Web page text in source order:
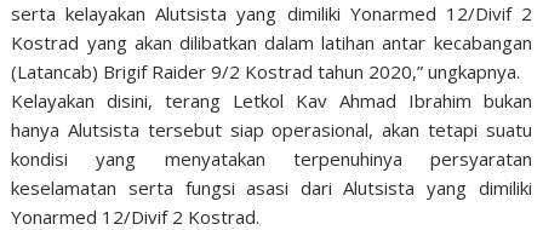
serta kelayakan Alutsista yang dimiliki Yonarmed 12/Divif 2
Kostrad yang akan dilibatkan dalam latihan antar kecabangan
(Latancab) Brigif Raider 9/2 Kostrad tahun 2020,” ungkapnya.
Kelayakan disini, terang Letkol Kav Ahmad Ibrahim bukan
hanya Alutsista tersebut siap operasional, akan tetapi suatu
kondisi yang menyatakan terpenuhinya persyaratan
keselamatan serta fungsi asasi dari Alutsista yang dimiliki
Yonarmed 12/Divif 2 Kostrad.